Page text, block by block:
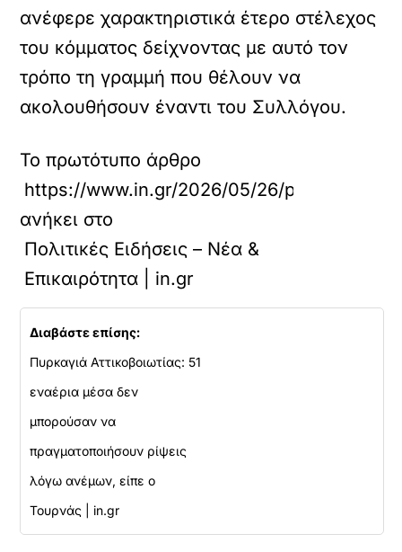
ανέφερε χαρακτηριστικά έτερο στέλεχος
του κόμματος δείχνοντας με αυτό τον
τρόπο τη γραμμή που θέλουν να
ακολουθήσουν έναντι του Συλλόγου.
Το πρωτότυπο άρθρο
https://www.in.gr/2026/05/26/politics/
ανήκει στο
Πολιτικές Ειδήσεις – Νέα &
Επικαιρότητα | in.gr
Διαβάστε επίσης:
Πυρκαγιά Αττικοβοιωτίας: 51
εναέρια μέσα δεν
μπορούσαν να
πραγματοποιήσουν ρίψεις
λόγω ανέμων, είπε ο
Τουρνάς | in.gr